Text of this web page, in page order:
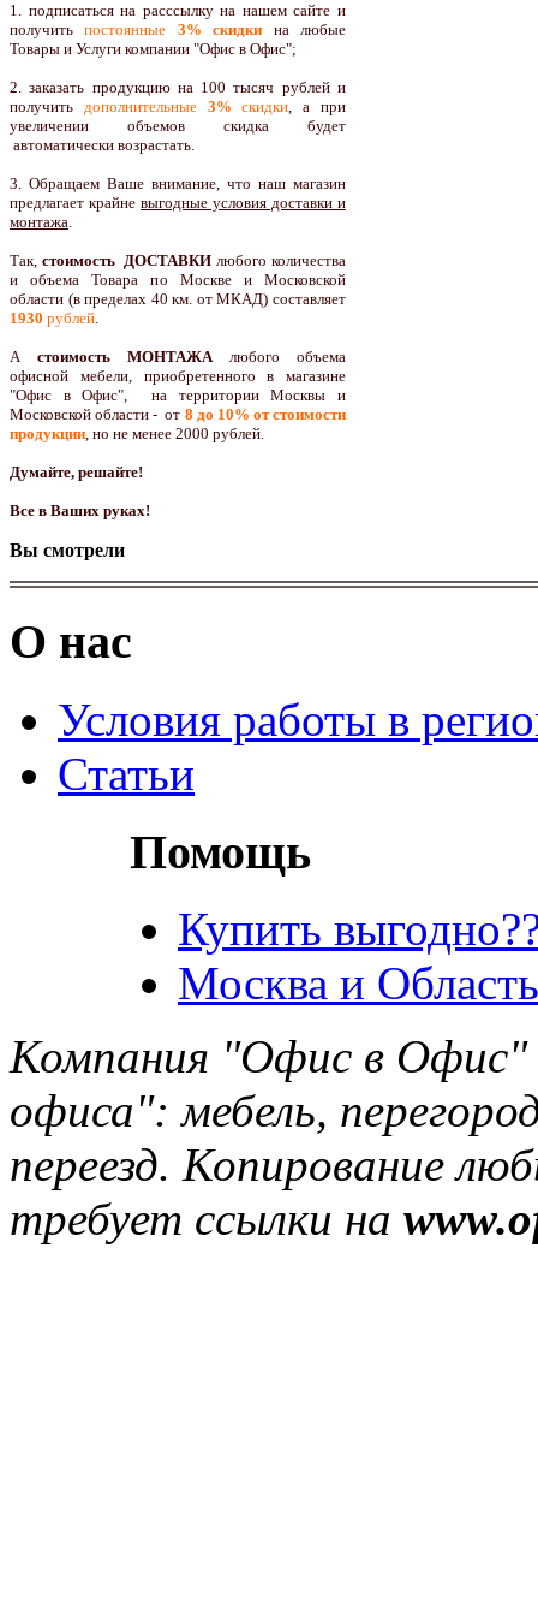
1. подписаться на расссылку на нашем сайте и
получитьпостоянные 3% скидки на любые
Товары и Услуги компании "Офис в Офис";
2. заказать продукцию на 100 тысяч рублей и
получить дополнительные3% скидки, а при
увеличении объемов скидка будет
автоматически возрастать.
3. Обращаем Ваше внимание, что наш магазин
предлагает крайне выгодные условия доставки и
монтажа.
Так, стоимость ДОСТАВКИлюбого количества
и объема Товара по Москве и Московской
области (в пределах 40 км. от МКАД) составляет
1930 рублей.
А стоимость МОНТАЖАлюбого объема
офисной мебели, приобретенного в магазине
"Офис в Офис", на территории Москвы и
Московской области - от 8 до 10% от стоимости
продукции, но не менее 2000 рублей.
Думайте, решайте!
Все в Ваших руках!
Вы смотрели
О нас
Условия работы в
Статьи
Помощь
Купить
Москва и
Компания "Офис в Офис"
офиса": мебель,
переезд. Копирование
требует ссылки на